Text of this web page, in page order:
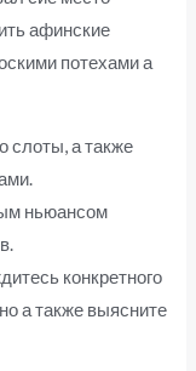
афинские
потехами а
слоты, а также
ньюансом
конкретного
а также выясните